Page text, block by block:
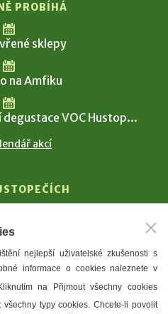
PROBÍHÁ
sklepy
na Amfiku
VOC Hustop...
akcí
nejlepší uživatelské zkušenosti s
informace o cookies naleznete v
na Přijmout všechny cookies
typy cookies. Chcete-li povolit